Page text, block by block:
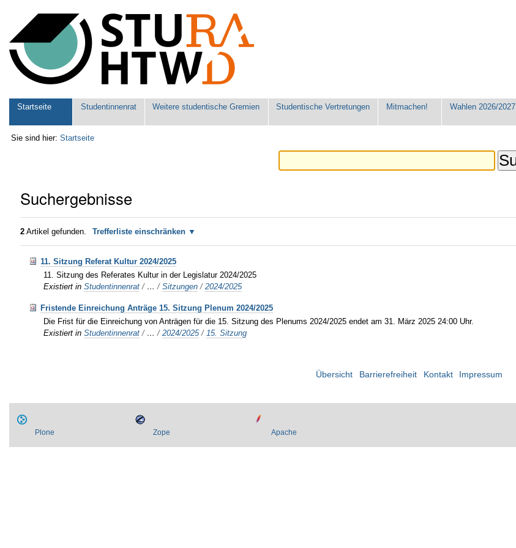
Werkzeuge
Sektionen
Startseite Studentinnenrat Weitere studentische Gremien Studentische Vertretungen Mitmachen! Wahlen 2026/2027
Sie sind hier: Startseite
Suchergebnisse
2 Artikel gefunden. Trefferliste einschränken
11. Sitzung Referat Kultur 2024/2025
11. Sitzung des Referates Kultur in der Legislatur 2024/2025
Existiert in Studentinnenrat / …/Sitzungen /2024/2025
Fristende Einreichung Anträge 15. Sitzung Plenum 2024/2025
Die Frist für die Einreichung von Anträgen für die 15. Sitzung des Plenums 2024/2025 endet am 31. März 2025 24:00 Uhr.
Existiert in Studentinnenrat / …/2024/2025 / 15. Sitzung
Übersicht Barrierefreiheit Kontakt Impressum
Plone Zope Apache